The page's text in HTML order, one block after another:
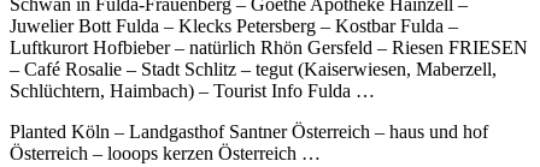
Schwan in Fulda-Frauenberg – Goethe Apotheke Hainzell –
Juwelier Bott Fulda – Klecks Petersberg – Kostbar Fulda –
Luftkurort Hofbieber – natürlich Rhön Gersfeld – Riesen FRIESEN
– Café Rosalie – Stadt Schlitz – tegut (Kaiserwiesen, Maberzell,
Schlüchtern, Haimbach) – Tourist Info Fulda …
Planted Köln – Landgasthof Santner Österreich – haus und hof
Österreich – looops kerzen Österreich …